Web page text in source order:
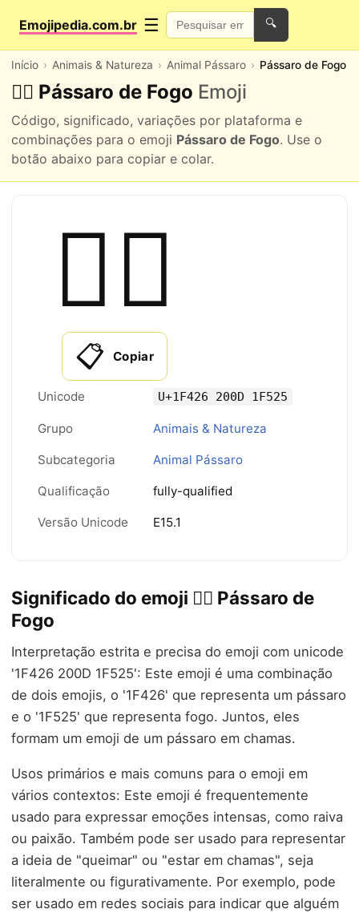
Emojipedia.com.br ☰ 🔍
Início Animais & Natureza Animal Pássaro Pássaro de Fogo
🐦‍🔥 Pássaro de Fogo Emoji
Código, significado, variações por plataforma e
combinações para o emoji Pássaro de Fogo. Use o
botão abaixo para copiar e colar.
🐦‍🔥
📋 Copiar
Unicode U+1F426 200D 1F525
Grupo Animais & Natureza
Subcategoria Animal Pássaro
Qualificação fully-qualified
Versão Unicode E15.1
Significado do emoji 🐦‍🔥 Pássaro de
Fogo
Interpretação estrita e precisa do emoji com unicode
'1F426 200D 1F525': Este emoji é uma combinação
de dois emojis, o '1F426' que representa um pássaro
e o '1F525' que representa fogo. Juntos, eles
formam um emoji de um pássaro em chamas.
Usos primários e mais comuns para o emoji em
vários contextos: Este emoji é frequentemente
usado para expressar emoções intensas, como raiva
ou paixão. Também pode ser usado para representar
a ideia de "queimar" ou "estar em chamas", seja
literalmente ou figurativamente. Por exemplo, pode
ser usado em redes sociais para indicar que alguém